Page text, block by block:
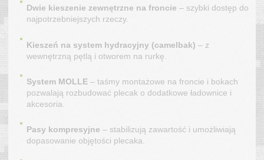
Dwie kieszenie zewnętrzne na froncie – szybki dostęp do
najpotrzebniejszych rzeczy.
Kieszeń na system hydracyjny (camelbak) – z
wewnętrzną pętlą i otworem na rurkę.
System MOLLE – taśmy montażowe na froncie i bokach
pozwalają rozbudować plecak o dodatkowe ładownice i
akcesoria.
Pasy kompresyjne – stabilizują zawartość i umożliwiają
dopasowanie objętości plecaka.